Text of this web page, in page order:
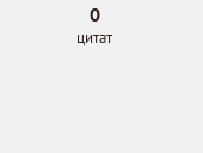
0
цитат